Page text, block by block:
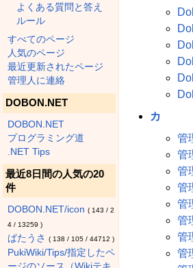
よくある質問と答え
ルール
すべてのページ
人気のページ
最近更新されたページ
管理人に連絡
DOBON.NET
DOBON.NET
プログラミング道
.NET Tips
最近8日間の人気の20
件
DOBON.NET/icon ( 143 / 2
4/ 13259 )
ぱたうさ ( 138 / 105/ 44712 )
PukiWiki/Tips/指定したペ
カ
管
管
管
管
管
管
管
管